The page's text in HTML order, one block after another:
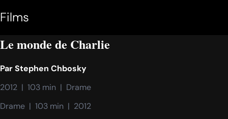
Films
Le monde de Charlie
ParStephen Chbosky
2012  |  103 min  |  Drame
Drame  |  103 min  |  2012